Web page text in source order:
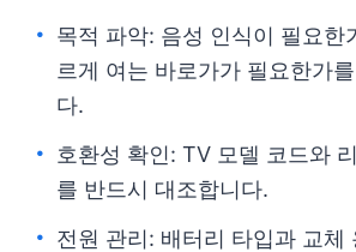
목적 파악: 음성 인식이 필요한
르게 여는 바로가가 필요한가
다.
호환성 확인: TV 모델 코드와
를 반드시 대조합니다.
전원 관리: 배터리 타입과 교체